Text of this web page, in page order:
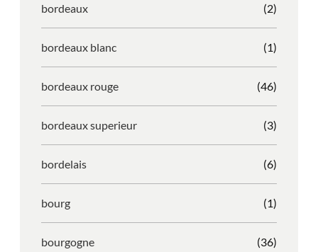
bordeaux (2)
bordeaux blanc (1)
bordeaux rouge (46)
bordeaux superieur (3)
bordelais (6)
bourg (1)
bourgogne (36)